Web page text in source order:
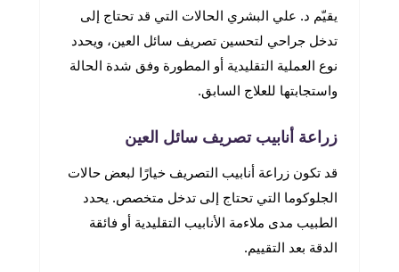
يقيّم د. علي البشري الحالات التي قد تحتاج إلى
تدخل جراحي لتحسين تصريف سائل العين، ويحدد
نوع العملية التقليدية أو المطورة وفق شدة الحالة
واستجابتها للعلاج السابق.
زراعة أنابيب تصريف سائل العين
قد تكون زراعة أنابيب التصريف خيارًا لبعض حالات
الجلوكوما التي تحتاج إلى تدخل متخصص. يحدد
الطبيب مدى ملاءمة الأنابيب التقليدية أو فائقة
الدقة بعد التقييم.